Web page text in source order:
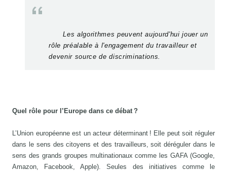
Les algorithmes peuvent aujourd'hui jouer un
rôle préalable à l'engagement du travailleur et
devenir source de discriminations.
Quel rôle pour l’Europe dans ce débat ?
L’Union européenne est un acteur déterminant ! Elle peut soit réguler
dans le sens des citoyens et des travailleurs, soit déréguler dans le
sens des grands groupes multinationaux comme les GAFA (Google,
Amazon, Facebook, Apple). Seules des initiatives comme le